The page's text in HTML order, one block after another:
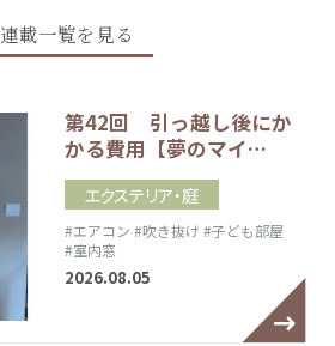
連載一覧を見る
第42回 引っ越し後にか
かる費用【夢のマイ…
エクステリア・庭
#エアコン #吹き抜け #子ども部屋
#室内窓
2026.08.05